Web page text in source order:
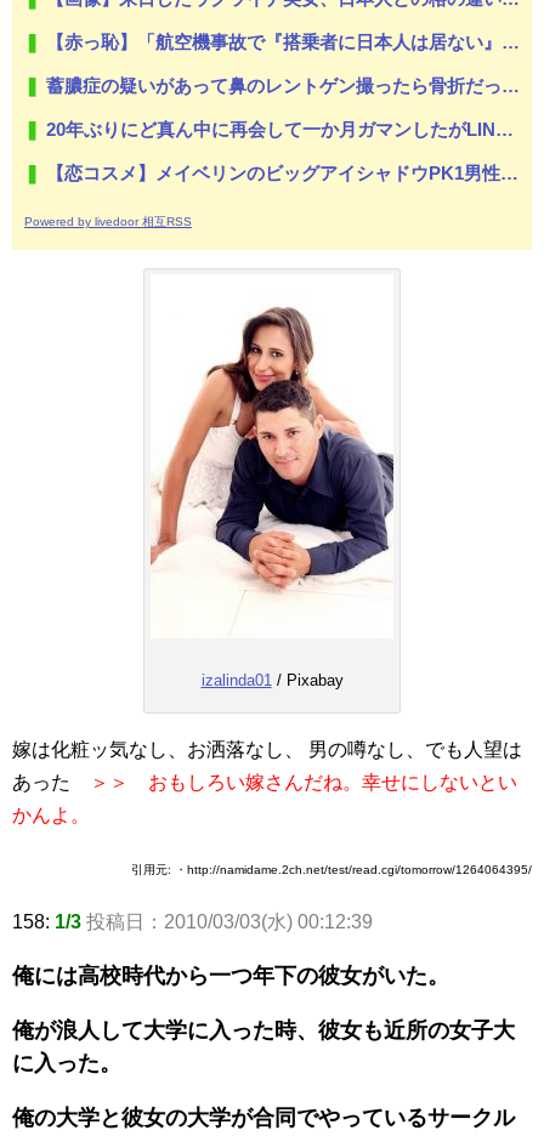
【赤っ恥】「航空機事故で『搭乗者に日本人は居ない』という発表は嫌い。人間として同じ価値だと思う」→ツッコミ殺到も「自分が気に入らないと思った」とノーダメージアピール
蓄膿症の疑いがあって鼻のレントゲン撮ったら骨折だった。そういや幼稚園の頃顔面着地したことがあったが、 母ちゃん当時気づかなかったのかよ・・・
20年ぶりにど真ん中に再会して一か月ガマンしたがLINEで「たまに二人で昔話ができる友達になろう」的なメッセ送信した。昨日まで既読無視
【恋コスメ】メイベリンのビッグアイシャドウPK1男性からの評判めちゃくちゃ良い。
Powered by livedoor 相互RSS
izalinda01 / Pixabay
嫁は化粧ッ気なし、お洒落なし、 男の噂なし、でも人望は
あった
＞＞ おもしろい嫁さんだね。幸せにしないとい
かんよ。
引用元: ・http://namidame.2ch.net/test/read.cgi/tomorrow/1264064395/
158: 1/3 投稿日：2010/03/03(水) 00:12:39
俺には高校時代から一つ年下の彼女がいた。
俺が浪人して大学に入った時、彼女も近所の女子大
に入った。
俺の大学と彼女の大学が合同でやっているサークル